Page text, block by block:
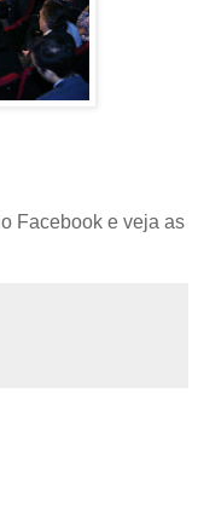
Facebook e veja as